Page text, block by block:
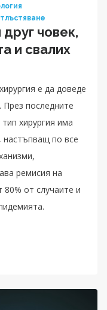
човек,
и свалих
е да доведе
последните
хирургия има
по все
ремисия на
от случаите и